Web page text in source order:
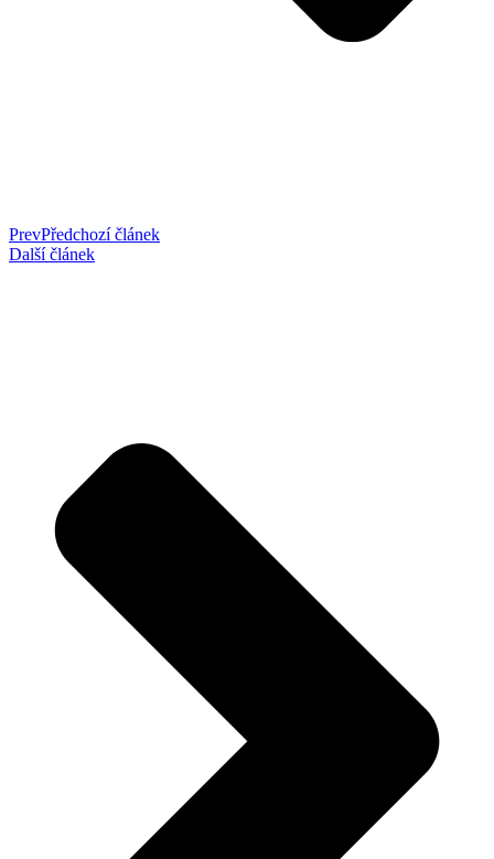
PrevPředchozí článek
Další článek